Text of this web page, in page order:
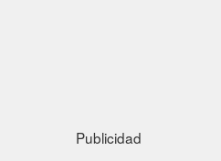
Publicidad